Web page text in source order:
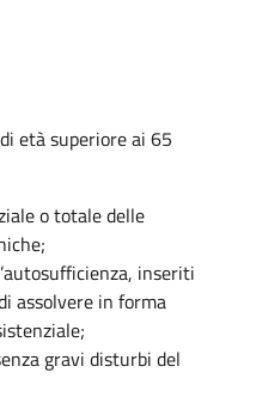
età superiore ai 65
o totale delle
inseriti
assolvere in forma
gravi disturbi del